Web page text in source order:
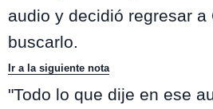
audio y decidió regresar a
buscarlo.
Ir a la siguiente nota
"Todo lo que dije en ese